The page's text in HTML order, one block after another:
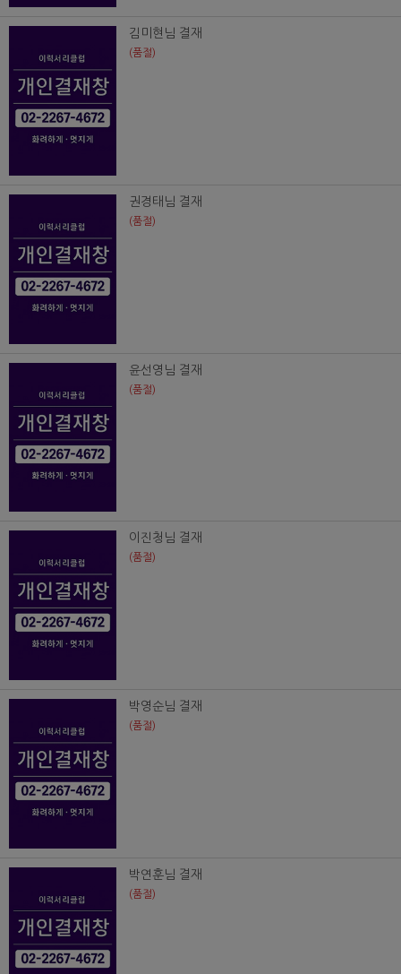
김미현님 결재
(품절)
권경태님 결재
(품절)
윤선영님 결재
(품절)
이진청님 결재
(품절)
박영순님 결재
(품절)
박연훈님 결재
(품절)